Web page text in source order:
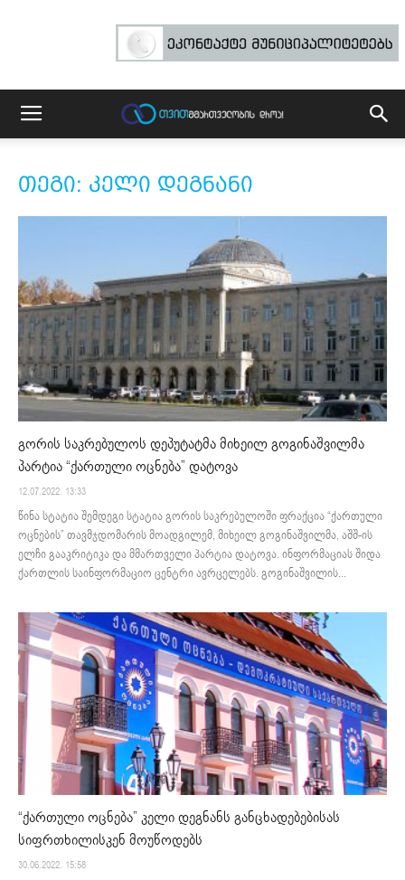
თეგი: კელი დეგნანი
გორის საკრებულოს დეპუტატმა მიხეილ გოგინაშვილმა
პარტია “ქართული ოცნება” დატოვა
12.07.2022. 13:33
წინა სტატია შემდეგი სტატია გორის საკრებულოში ფრაქცია “ქართული
ოცნების” თავმჯდომარის მოადგილემ, მიხეილ გოგინაშვილმა, აშშ-ის
ელჩი გააკრიტიკა და მმართველი პარტია დატოვა. ინფორმაციას შიდა
ქართლის საინფორმაციო ცენტრი ავრცელებს. გოგინაშვილის...
“ქართული ოცნება” კელი დეგნანს განცხადებებისას
სიფრთხილისკენ მოუწოდებს
30.06.2022. 15:58